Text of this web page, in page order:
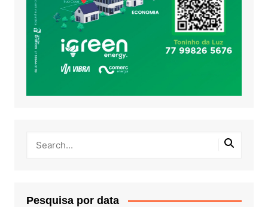
Pesquisa por data